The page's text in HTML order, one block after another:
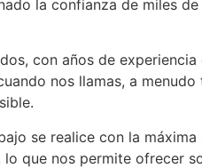
la confianza de miles
con años de
nos llamas, a
se realice con la
que nos permite ofrecer